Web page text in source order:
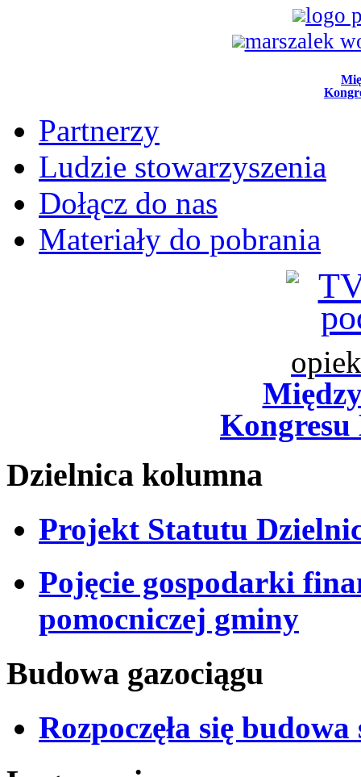
Mię
Partnerzy
Ludzie stowarzyszenia
Dołącz do nas
Materiały do pobrania
Dzielnica kolumna
Projekt Statutu
Pojęcie gospodarki
pomocniczej gminy
Budowa gazociągu
Rozpoczęła się